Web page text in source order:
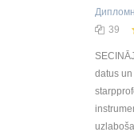
39
datus